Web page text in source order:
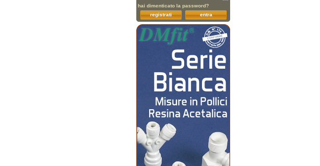
hai dimenticato la password?
entra
registrati